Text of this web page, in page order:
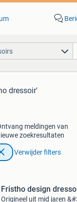
dressoir'
meldingen van
zoekresultaten
Verwijder filters
Fristho design
Origineel uit mid jaren